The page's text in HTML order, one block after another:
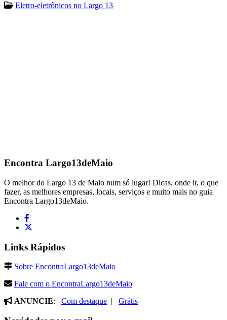
Eletro-eletrônicos no Largo 13
Encontra Largo13deMaio
O melhor do Largo 13 de Maio num só lugar! Dicas, onde ir, o que
fazer, as melhores empresas, locais, serviços e muito mais no guia
Encontra Largo13deMaio.
Links Rápidos
Sobre EncontraLargo13deMaio
Fale com o EncontraLargo13deMaio
ANUNCIE: Com destaque | Grátis